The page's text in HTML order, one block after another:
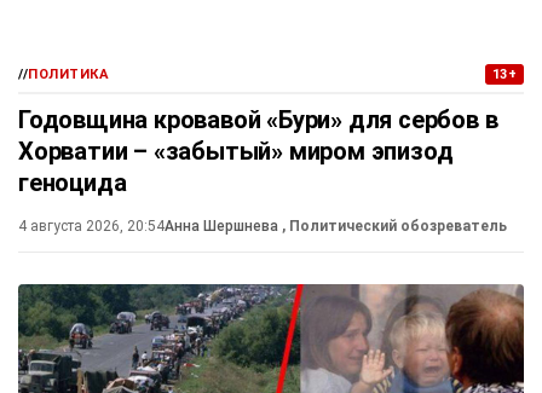
//ПОЛИТИКА 13+
Годовщина кровавой «Бури» для сербов в
Хорватии – «забытый» миром эпизод
геноцида
4 августа 2026, 20:54Анна Шершнева , Политический обозреватель